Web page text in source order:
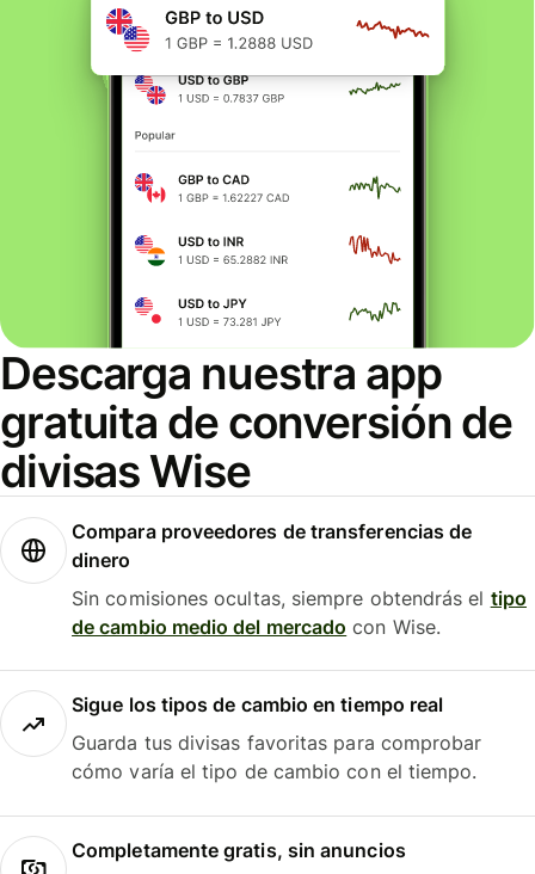
Descarga nuestra app
gratuita de conversión de
divisas Wise
Compara proveedores de transferencias de
dinero
Sin comisiones ocultas, siempre obtendrás el tipo
de cambio medio del mercado con Wise.
Sigue los tipos de cambio en tiempo real
Guarda tus divisas favoritas para comprobar
cómo varía el tipo de cambio con el tiempo.
Completamente gratis, sin anuncios